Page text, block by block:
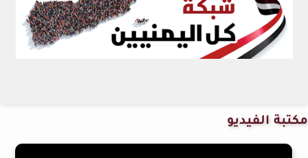
مكتبة الفيديو